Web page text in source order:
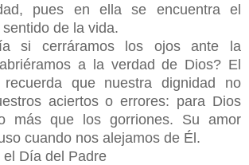
pues en ella se encuentra el
de la vida.
si cerráramos los ojos ante la
a la verdad de Dios? El
que nuestra dignidad no
aciertos o errores: para Dios
más que los gorriones. Su amor
cuando nos alejamos de Él.
Día del Padre